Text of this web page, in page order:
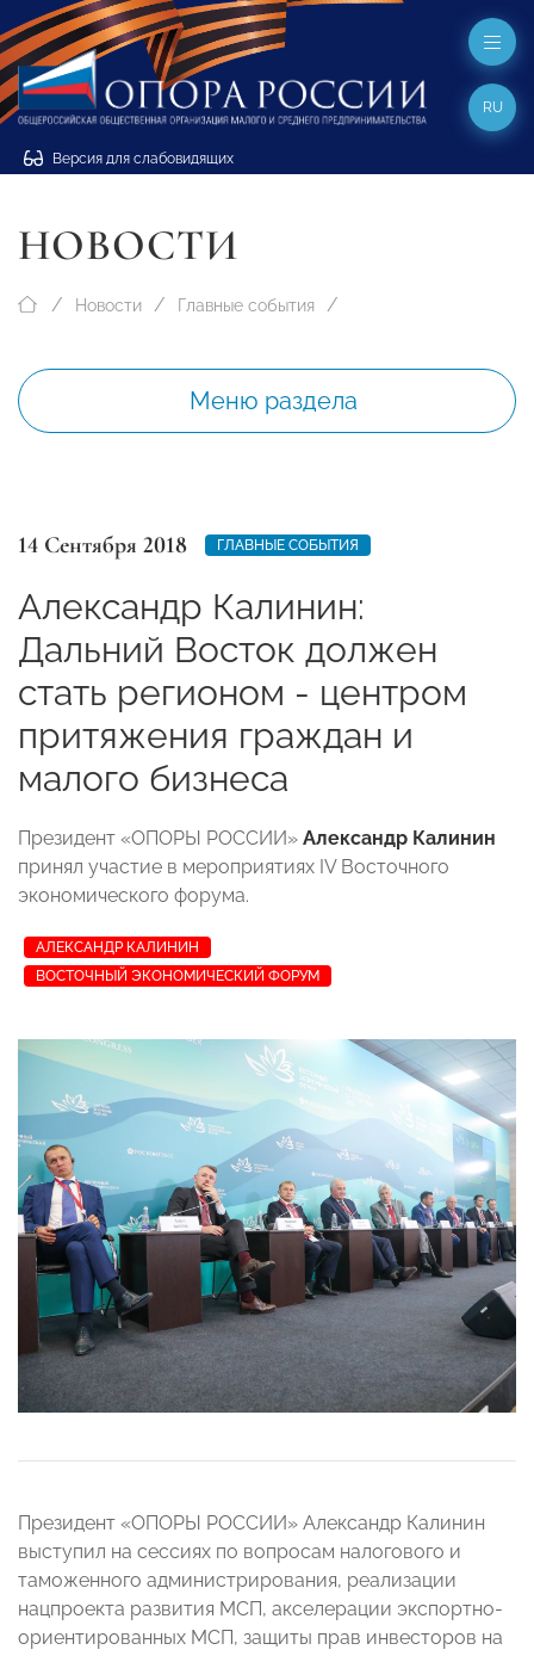
Версия для слабовидящих
RU
НОВОСТИ
Новости Главные события
Меню раздела
14 Сентября 2018 ГЛАВНЫЕ СОБЫТИЯ
Александр Калинин:
Дальний Восток должен
стать регионом - центром
притяжения граждан и
малого бизнеса
Президент «ОПОРЫ РОССИИ» Александр Калинин
принял участие в мероприятиях IV Восточного
экономического форума.
АЛЕКСАНДР КАЛИНИН
ВОСТОЧНЫЙ ЭКОНОМИЧЕСКИЙ ФОРУМ
Президент «ОПОРЫ РОССИИ» Александр Калинин
выступил на сессиях по вопросам налогового и
таможенного администрирования, реализации
нацпроекта развития МСП, акселерации экспортно-
ориентированных МСП, защиты прав инвесторов на